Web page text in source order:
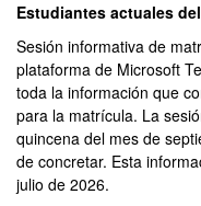
Estudiantes actuales
Sesión informativa de
plataforma de Microsoft
toda la información que
para la matrícula. La
quincena del mes de
de concretar. Esta
julio de 2026.